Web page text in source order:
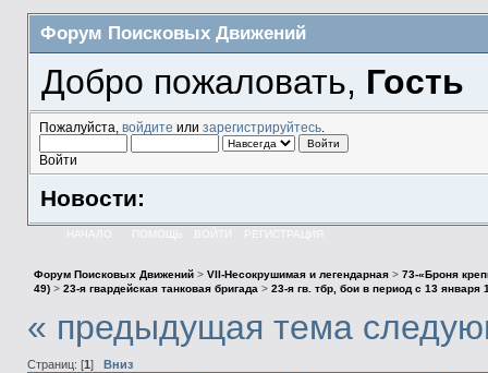
Форум Поисковых Движений
Добро пожаловать, Гость
Пожалуйста, войдите или зарегистрируйтесь.
Войти
Новости:
НАЧАЛО ПОМОЩЬ ВОЙТИ РЕГИСТРАЦИЯ
Форум Поисковых Движений> VII-Несокрушимая и легендарная> 73-«Броня
49)> 23-я гвардейская танковая бригада> 23-я гв. тбр, бои в период с 13 января
« предыдущая тема
Страниц: [1 ] Вниз